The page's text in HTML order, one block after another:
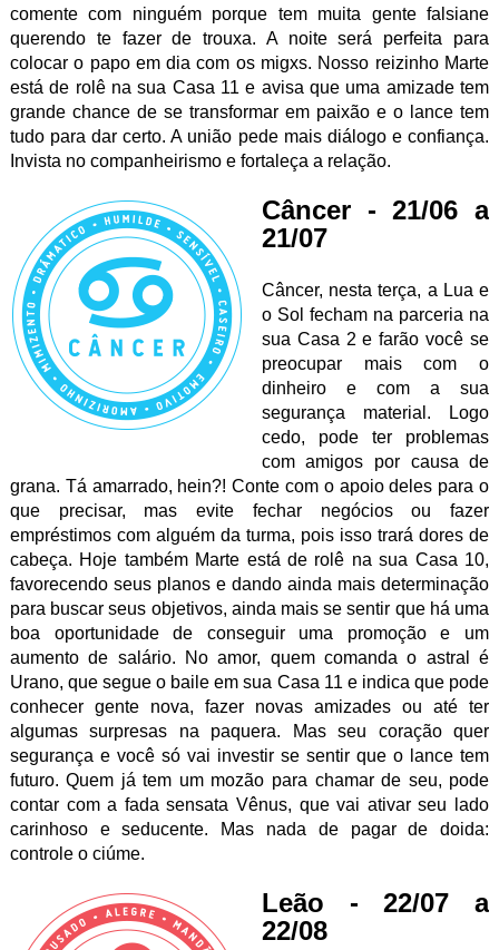
comente com ninguém porque tem muita gente falsiane
querendo te fazer de trouxa. A noite será perfeita para
colocar o papo em dia com os migxs. Nosso reizinho Marte
está de rolê na sua Casa 11 e avisa que uma amizade tem
grande chance de se transformar em paixão e o lance tem
tudo para dar certo. A união pede mais diálogo e confiança.
Invista no companheirismo e fortaleça a relação.
Câncer - 21/06 a
21/07
Câncer, nesta terça, a Lua e
o Sol fecham na parceria na
sua Casa 2 e farão você se
preocupar mais com o
dinheiro e com a sua
segurança material. Logo
cedo, pode ter problemas
com amigos por causa de
grana. Tá amarrado, hein?! Conte com o apoio deles para o
que precisar, mas evite fechar negócios ou fazer
empréstimos com alguém da turma, pois isso trará dores de
cabeça. Hoje também Marte está de rolê na sua Casa 10,
favorecendo seus planos e dando ainda mais determinação
para buscar seus objetivos, ainda mais se sentir que há uma
boa oportunidade de conseguir uma promoção e um
aumento de salário. No amor, quem comanda o astral é
Urano, que segue o baile em sua Casa 11 e indica que pode
conhecer gente nova, fazer novas amizades ou até ter
algumas surpresas na paquera. Mas seu coração quer
segurança e você só vai investir se sentir que o lance tem
futuro. Quem já tem um mozão para chamar de seu, pode
contar com a fada sensata Vênus, que vai ativar seu lado
carinhoso e seducente. Mas nada de pagar de doida:
controle o ciúme.
Leão - 22/07 a
22/08